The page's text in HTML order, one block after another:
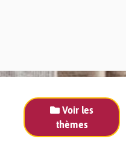
Voir les
thèmes